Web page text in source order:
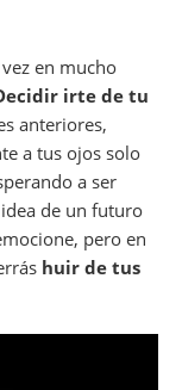
en mucho
irte de tu
anteriores,
a tus ojos solo
a ser
de un futuro
pero en
huir de tus